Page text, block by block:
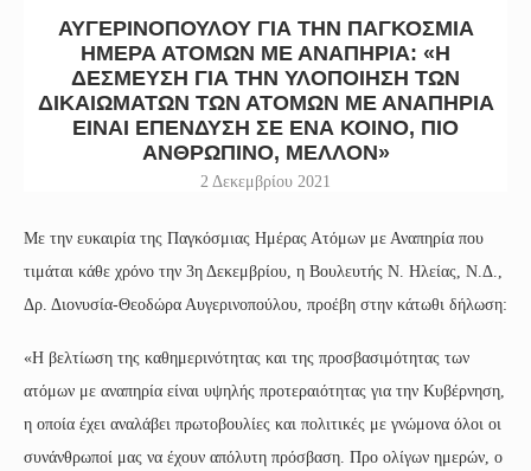
ΑΥΓΕΡΙΝΟΠΟΎΛΟΥ ΓΙΑ ΤΗΝ ΠΑΓΚΌΣΜΙΑ
ΗΜΈΡΑ ΑΤΌΜΩΝ ΜΕ ΑΝΑΠΗΡΊΑ: «Η
ΔΈΣΜΕΥΣΗ ΓΙΑ ΤΗΝ ΥΛΟΠΟΊΗΣΗ ΤΩΝ
ΔΙΚΑΙΩΜΆΤΩΝ ΤΩΝ ΑΤΌΜΩΝ ΜΕ ΑΝΑΠΗΡΊΑ
ΕΊΝΑΙ ΕΠΈΝΔΥΣΗ ΣΕ ΈΝΑ ΚΟΙΝΌ, ΠΙΟ
ΑΝΘΡΏΠΙΝΟ, ΜΈΛΛΟΝ»
2 Δεκεμβρίου 2021
Με την ευκαιρία της Παγκόσμιας Ημέρας Ατόμων με Αναπηρία που
τιμάται κάθε χρόνο την 3η Δεκεμβρίου, η Βουλευτής Ν. Ηλείας, Ν.Δ.,
Δρ. Διονυσία-Θεοδώρα Αυγερινοπούλου, προέβη στην κάτωθι δήλωση:
«H βελτίωση της καθημερινότητας και της προσβασιμότητας των
ατόμων με αναπηρία είναι υψηλής προτεραιότητας για την Κυβέρνηση,
η οποία έχει αναλάβει πρωτοβουλίες και πολιτικές με γνώμονα όλοι οι
συνάνθρωποί μας να έχουν απόλυτη πρόσβαση. Προ ολίγων ημερών, ο